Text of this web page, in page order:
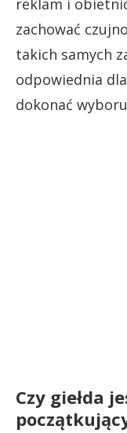
reklam i
zachować
takich samych
odpowiednia
dokonać
Czy giełda